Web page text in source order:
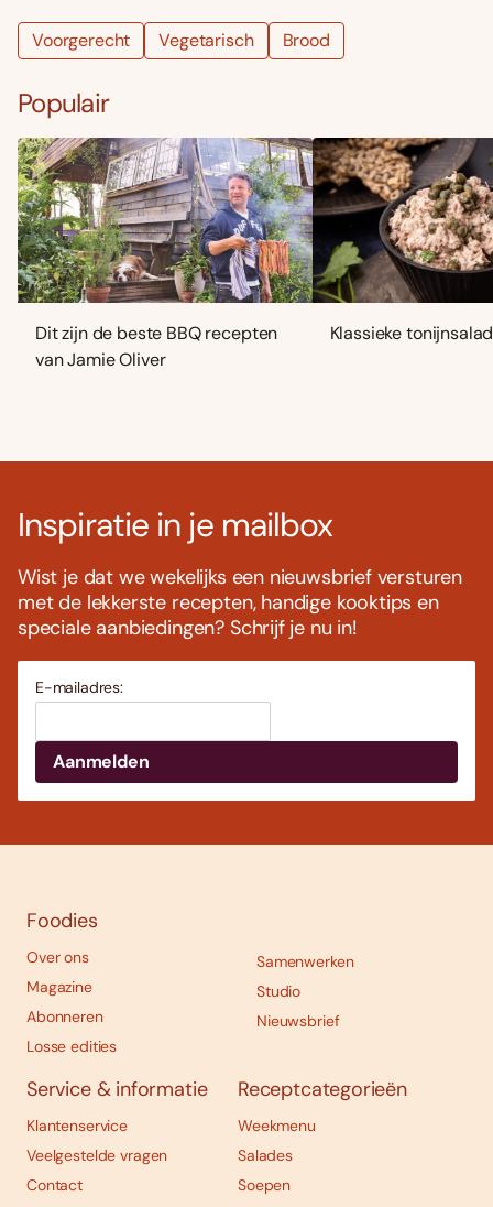
Voorgerecht Vegetarisch Brood
Populair
Dit zijn de beste BBQ recepten
van Jamie Oliver
Klassieke
Inspiratie in je mailbox
Wist je dat we wekelijks een nieuwsbrief versturen
met de lekkerste recepten, handige kooktips en
speciale aanbiedingen? Schrijf je nu in!
E-mailadres:
Foodies
Over ons
Magazine
Abonneren
Losse edities
Samenwerken
Studio
Nieuwsbrief
Service & informatie
Klantenservice
Veelgestelde vragen
Contact
Receptcategorieën
Weekmenu
Salades
Soepen